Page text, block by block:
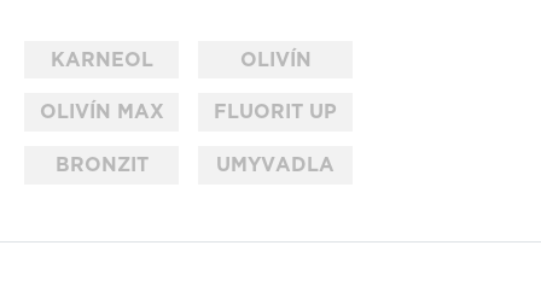
KARNEOL OLIVÍN
OLIVÍN MAX FLUORIT UP
BRONZIT UMYVADLA